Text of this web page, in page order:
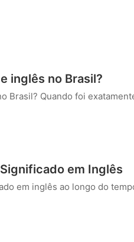
inglês no Brasil?
Brasil? Quando foi
em Inglês
em inglês ao longo do